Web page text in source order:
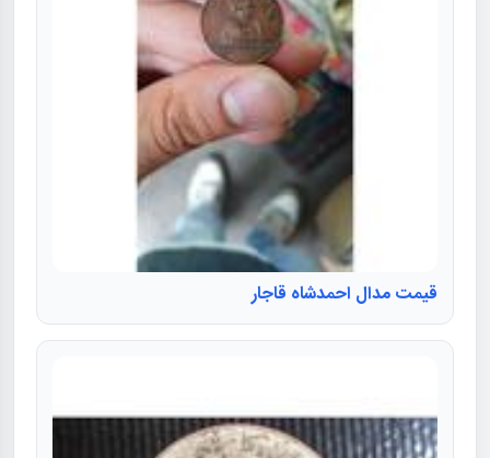
قیمت مدال احمدشاه قاجار